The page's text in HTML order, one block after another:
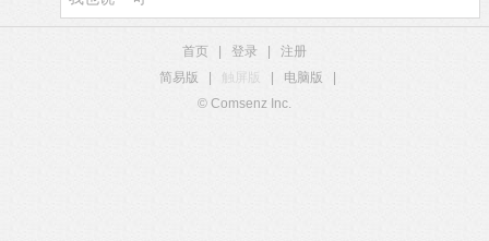
首页 登录
注册
简易版
触屏版 电脑版
© Comsenz Inc.